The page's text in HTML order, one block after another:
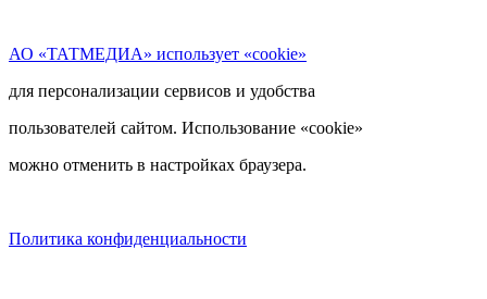
АО «ТАТМЕДИА» использует «cookie»
для персонализации сервисов и удобства
пользователей сайтом. Использование «cookie»
можно отменить в настройках браузера.
Политика конфиденциальности